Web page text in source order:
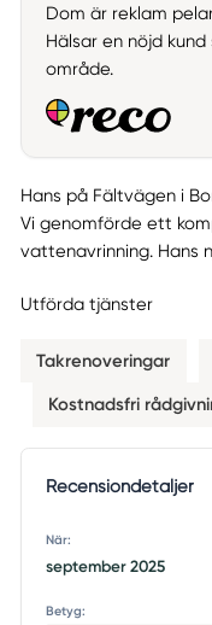
Dom är reklam
Hälsar en nöjd
område.
Hans på Fältvägen i
Vi genomförde ett
vattenavrinning. Hans
Utförda tjänster
Takrenoveringar
Kostnadsfri
Recensiondetaljer
När:
september 2025
Betyg: